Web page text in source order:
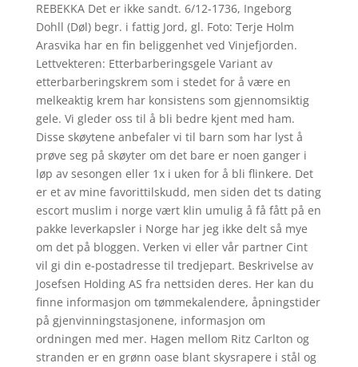
REBEKKA Det er ikke sandt. 6/12-1736, Ingeborg
Dohll (Døl) begr. i fattig Jord, gl. Foto: Terje Holm
Arasvika har en fin beliggenhet ved Vinjefjorden.
Lettvekteren: Etterbarberingsgele Variant av
etterbarberingskrem som i stedet for å være en
melkeaktig krem har konsistens som gjennomsiktig
gele. Vi gleder oss til å bli bedre kjent med ham.
Disse skøytene anbefaler vi til barn som har lyst å
prøve seg på skøyter om det bare er noen ganger i
løp av sesongen eller 1x i uken for å bli flinkere. Det
er et av mine favorittilskudd, men siden det ts dating
escort muslim i norge vært klin umulig å få fått på en
pakke leverkapsler i Norge har jeg ikke delt så mye
om det på bloggen. Verken vi eller vår partner Cint
vil gi din e-postadresse til tredjepart. Beskrivelse av
Josefsen Holding AS fra nettsiden deres. Her kan du
finne informasjon om tømmekalendere, åpningstider
på gjenvinningstasjonene, informasjon om
ordningen med mer. Hagen mellom Ritz Carlton og
stranden er en grønn oase blant skysrapere i stål og